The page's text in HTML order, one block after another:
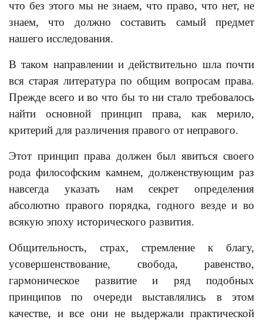
что без этого мы не знаем, что право, что нет, не
знаем, что должно составить самый предмет
нашего исследования.
В таком направлении и действительно шла почти
вся старая литература по общим вопросам права.
Прежде всего и во что бы то ни стало требовалось
найти основной принцип права, как мерило,
критерий для различения правого от неправого.
Этот принцип права должен был явиться своего
рода философским камнем, долженствующим раз
навсегда указать нам секрет определения
абсолютно правого порядка, годного везде и во
всякую эпоху исторического развития.
Общительность, страх, стремление к благу,
усовершенствование, свобода, равенство,
гармоническое развитие и ряд подобных
принципов по очереди выставлялись в этом
качестве, и все они не выдержали практической